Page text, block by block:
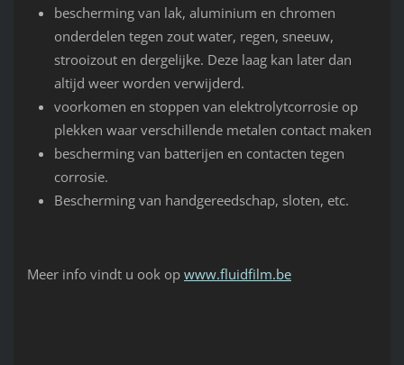
bescherming van lak, aluminium en chromen
onderdelen tegen zout water, regen, sneeuw,
strooizout en dergelijke. Deze laag kan later dan
altijd weer worden verwijderd.
voorkomen en stoppen van elektrolytcorrosie op
plekken waar verschillende metalen contact maken
bescherming van batterijen en contacten tegen
corrosie.
Bescherming van handgereedschap, sloten, etc.
Meer info vindt u ook op www.fluidfilm.be